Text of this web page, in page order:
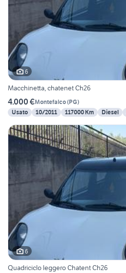
6
Macchinetta, chatenet Ch26
4.000 €Montefalco(PG)
Usato
10/2011 117000 Km Diesel
6
Quadriciclo leggero Chatent Ch26